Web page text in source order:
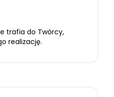
trafia do Twórcy,
realizację.